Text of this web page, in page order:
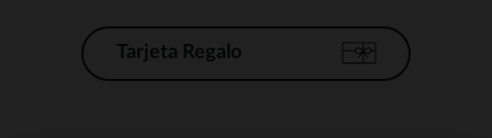
Tarjeta Regalo